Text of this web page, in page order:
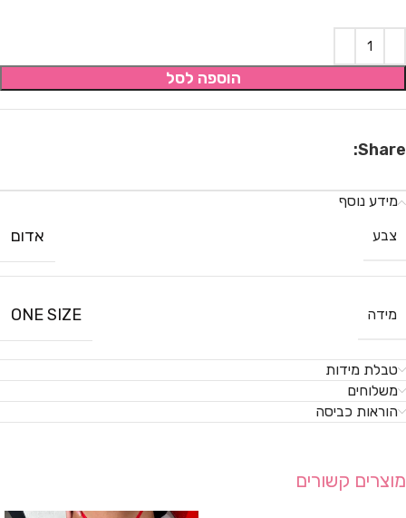
הוספה לסל
Share:
מידע נוסף
צבע
אדום
מידה ONE SIZE
טבלת מידות
משלוחים
הוראות כביסה
מוצרים קשורים